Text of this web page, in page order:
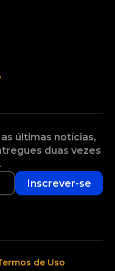
últimas notícias,
duas vezes
Inscrever-se
de Uso